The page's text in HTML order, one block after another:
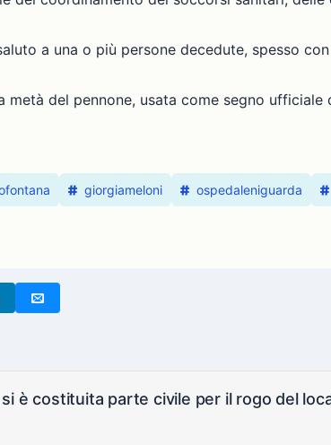
a una o più persone decedute, spesso
metà del pennone, usata come segno
giorgiameloni ospedaleniguarda
è costituita parte civile per il rogo del